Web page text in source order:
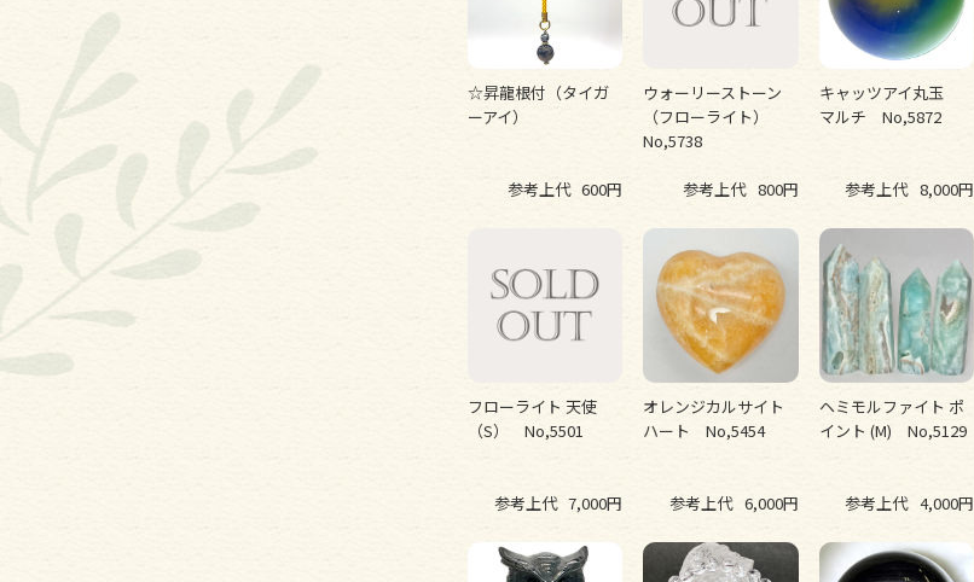
☆昇龍根付（タイガ
ーアイ）
参考上代 600円
ウォーリーストーン
（フローライト）
No,5738
参考上代 800円
キャッツアイ丸玉
マルチ No,5872
参考上代 8,000円
フローライト 天使
（S） No,5501
参考上代 7,000円
オレンジカルサイト
ハート No,5454
参考上代 6,000円
ヘミモルファイト ポ
イント (M) No,5129
参考上代 4,000円